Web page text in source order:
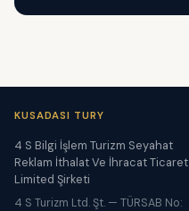
KUSADASI TURY
4 S Bilgi İşlem Turizm Seyahat
Reklam İthalat Ve İhracat Ticaret
Limited Şirketi
4 S Turizm Ltd. Şt. — TÜRSAB No: